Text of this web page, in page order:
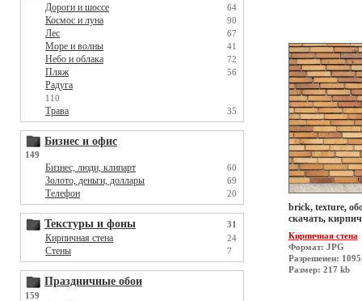
Дороги и шоссе 64
Космос и луна 90
Лес 67
Море и волны 41
Небо и облака 72
Пляж 56
Радуга
110
Трава 35
Бизнес и офис
149
Бизнес, люди, клипарт 60
Золото, деньги, доллары 69
Телефон 20
Текстуры и фоны 31
Кирпичная стена 24
Стены 7
Праздничные обои
159
brick, texture,
скачать,
Кирпичная стена
Формат: JPG
Разрешеиен:
Размер: 217 kb